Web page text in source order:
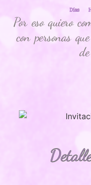
Por eso quiero
con personas
Días